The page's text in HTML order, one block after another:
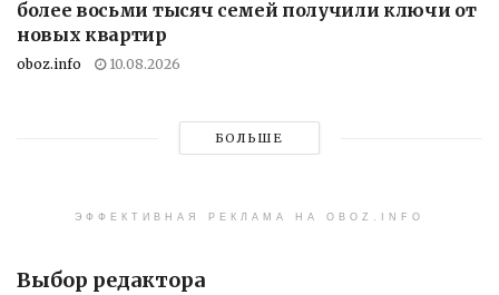
более восьми тысяч семей получили ключи от
новых квартир
oboz.info 10.08.2026
БОЛЬШЕ
ЭФФЕКТИВНАЯ РЕКЛАМА НА OBOZ.INFO
Выбор редактора